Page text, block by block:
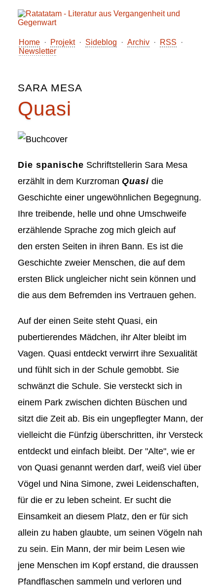
Home· Projekt· Sideblog · Archiv· RSS ·
Newsletter
SARA MESA
Quasi
Die spanische Schriftstellerin Sara Mesa
erzählt in dem Kurzroman Quasidie
Geschichte einer ungewöhnlichen Begegnung.
Ihre treibende, helle und ohne Umschweife
erzählende Sprache zog mich gleich auf
den ersten Seiten in ihren Bann. Es ist die
Geschichte zweier Menschen, die auf dem
ersten Blick ungleicher nicht sein können und
die aus dem Befremden ins Vertrauen gehen.
Auf der einen Seite steht Quasi, ein
pubertierendes Mädchen, ihr Alter bleibt im
Vagen. Quasi entdeckt verwirrt ihre Sexualität
und fühlt sich in der Schule gemobbt. Sie
schwänzt die Schule. Sie versteckt sich in
einem Park zwischen dichten Büschen und
sitzt die Zeit ab. Bis ein ungepflegter Mann, der
vielleicht die Fünfzig überschritten, ihr Versteck
entdeckt und einfach bleibt. Der "Alte", wie er
von Quasi genannt werden darf, weiß viel über
Vögel und Nina Simone, zwei Leidenschaften,
für die er zu leben scheint. Er sucht die
Einsamkeit an diesem Platz, den er für sich
allein zu haben glaubte, um seinen Vögeln nah
zu sein. Ein Mann, der mir beim Lesen wie
jene Menschen im Kopf erstand, die draussen
Pfandflaschen sammeln und verloren und